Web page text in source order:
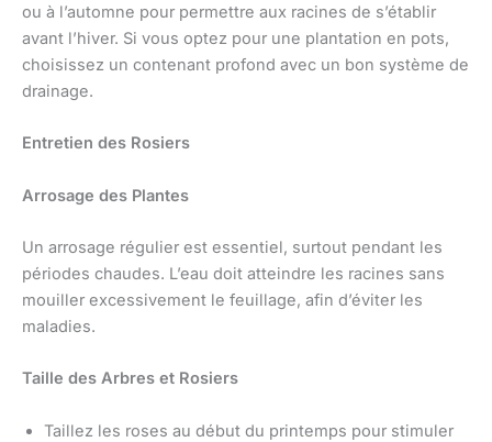
ou à l’automne pour permettre aux racines de s’établir
avant l’hiver. Si vous optez pour une plantation en pots,
choisissez un contenant profond avec un bon système de
drainage.
Entretien des Rosiers
Arrosage des Plantes
Un arrosage régulier est essentiel, surtout pendant les
périodes chaudes. L’eau doit atteindre les racines sans
mouiller excessivement le feuillage, afin d’éviter les
maladies.
Taille des Arbres et Rosiers
Taillez les roses au début du printemps pour stimuler